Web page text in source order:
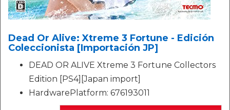
Dead Or Alive: Xtreme 3 Fortune - Edición
Coleccionista [Importación JP]
DEAD OR ALIVE Xtreme 3 Fortune Collectors
Edition [PS4][Japan import]
HardwarePlatform: 676193011